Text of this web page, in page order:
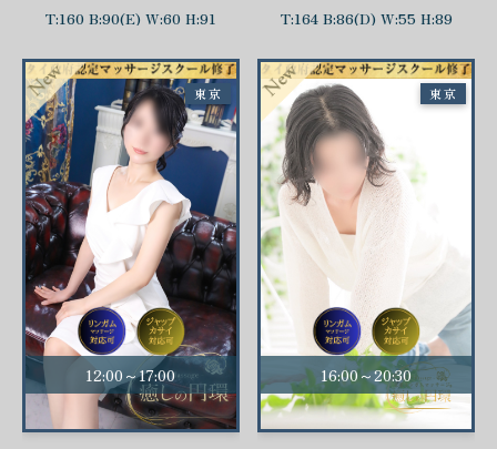
T:160 B:90(E) W:60 H:91 T:164 B:86(D) W:55 H:89
12:00～17:00
東京
16:00～20:30
東京